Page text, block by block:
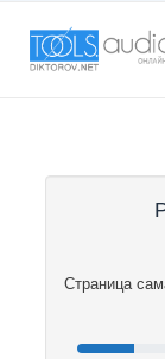
Страница